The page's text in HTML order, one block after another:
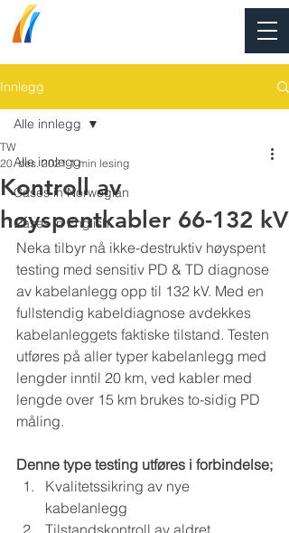
Innlegg
Alle innlegg
Cases in Norwegian
Cases in English
Alle innlegg
Kontroll av
høyspentkabler 66-132 kV
TW
20. des. 2021 1 min lesing
Neka tilbyr nå ikke-destruktiv høyspent
testing med sensitiv PD & TD diagnose
av kabelanlegg opp til 132 kV. Med en
fullstendig kabeldiagnose avdekkes
kabelanleggets faktiske tilstand. Testen
utføres på aller typer kabelanlegg med
lengder inntil 20 km, ved kabler med
lengde over 15 km brukes to-sidig PD
måling.
Denne type testing utføres i forbindelse;
Kvalitetssikring av nye
kabelanlegg
Tilstandskontroll av aldret